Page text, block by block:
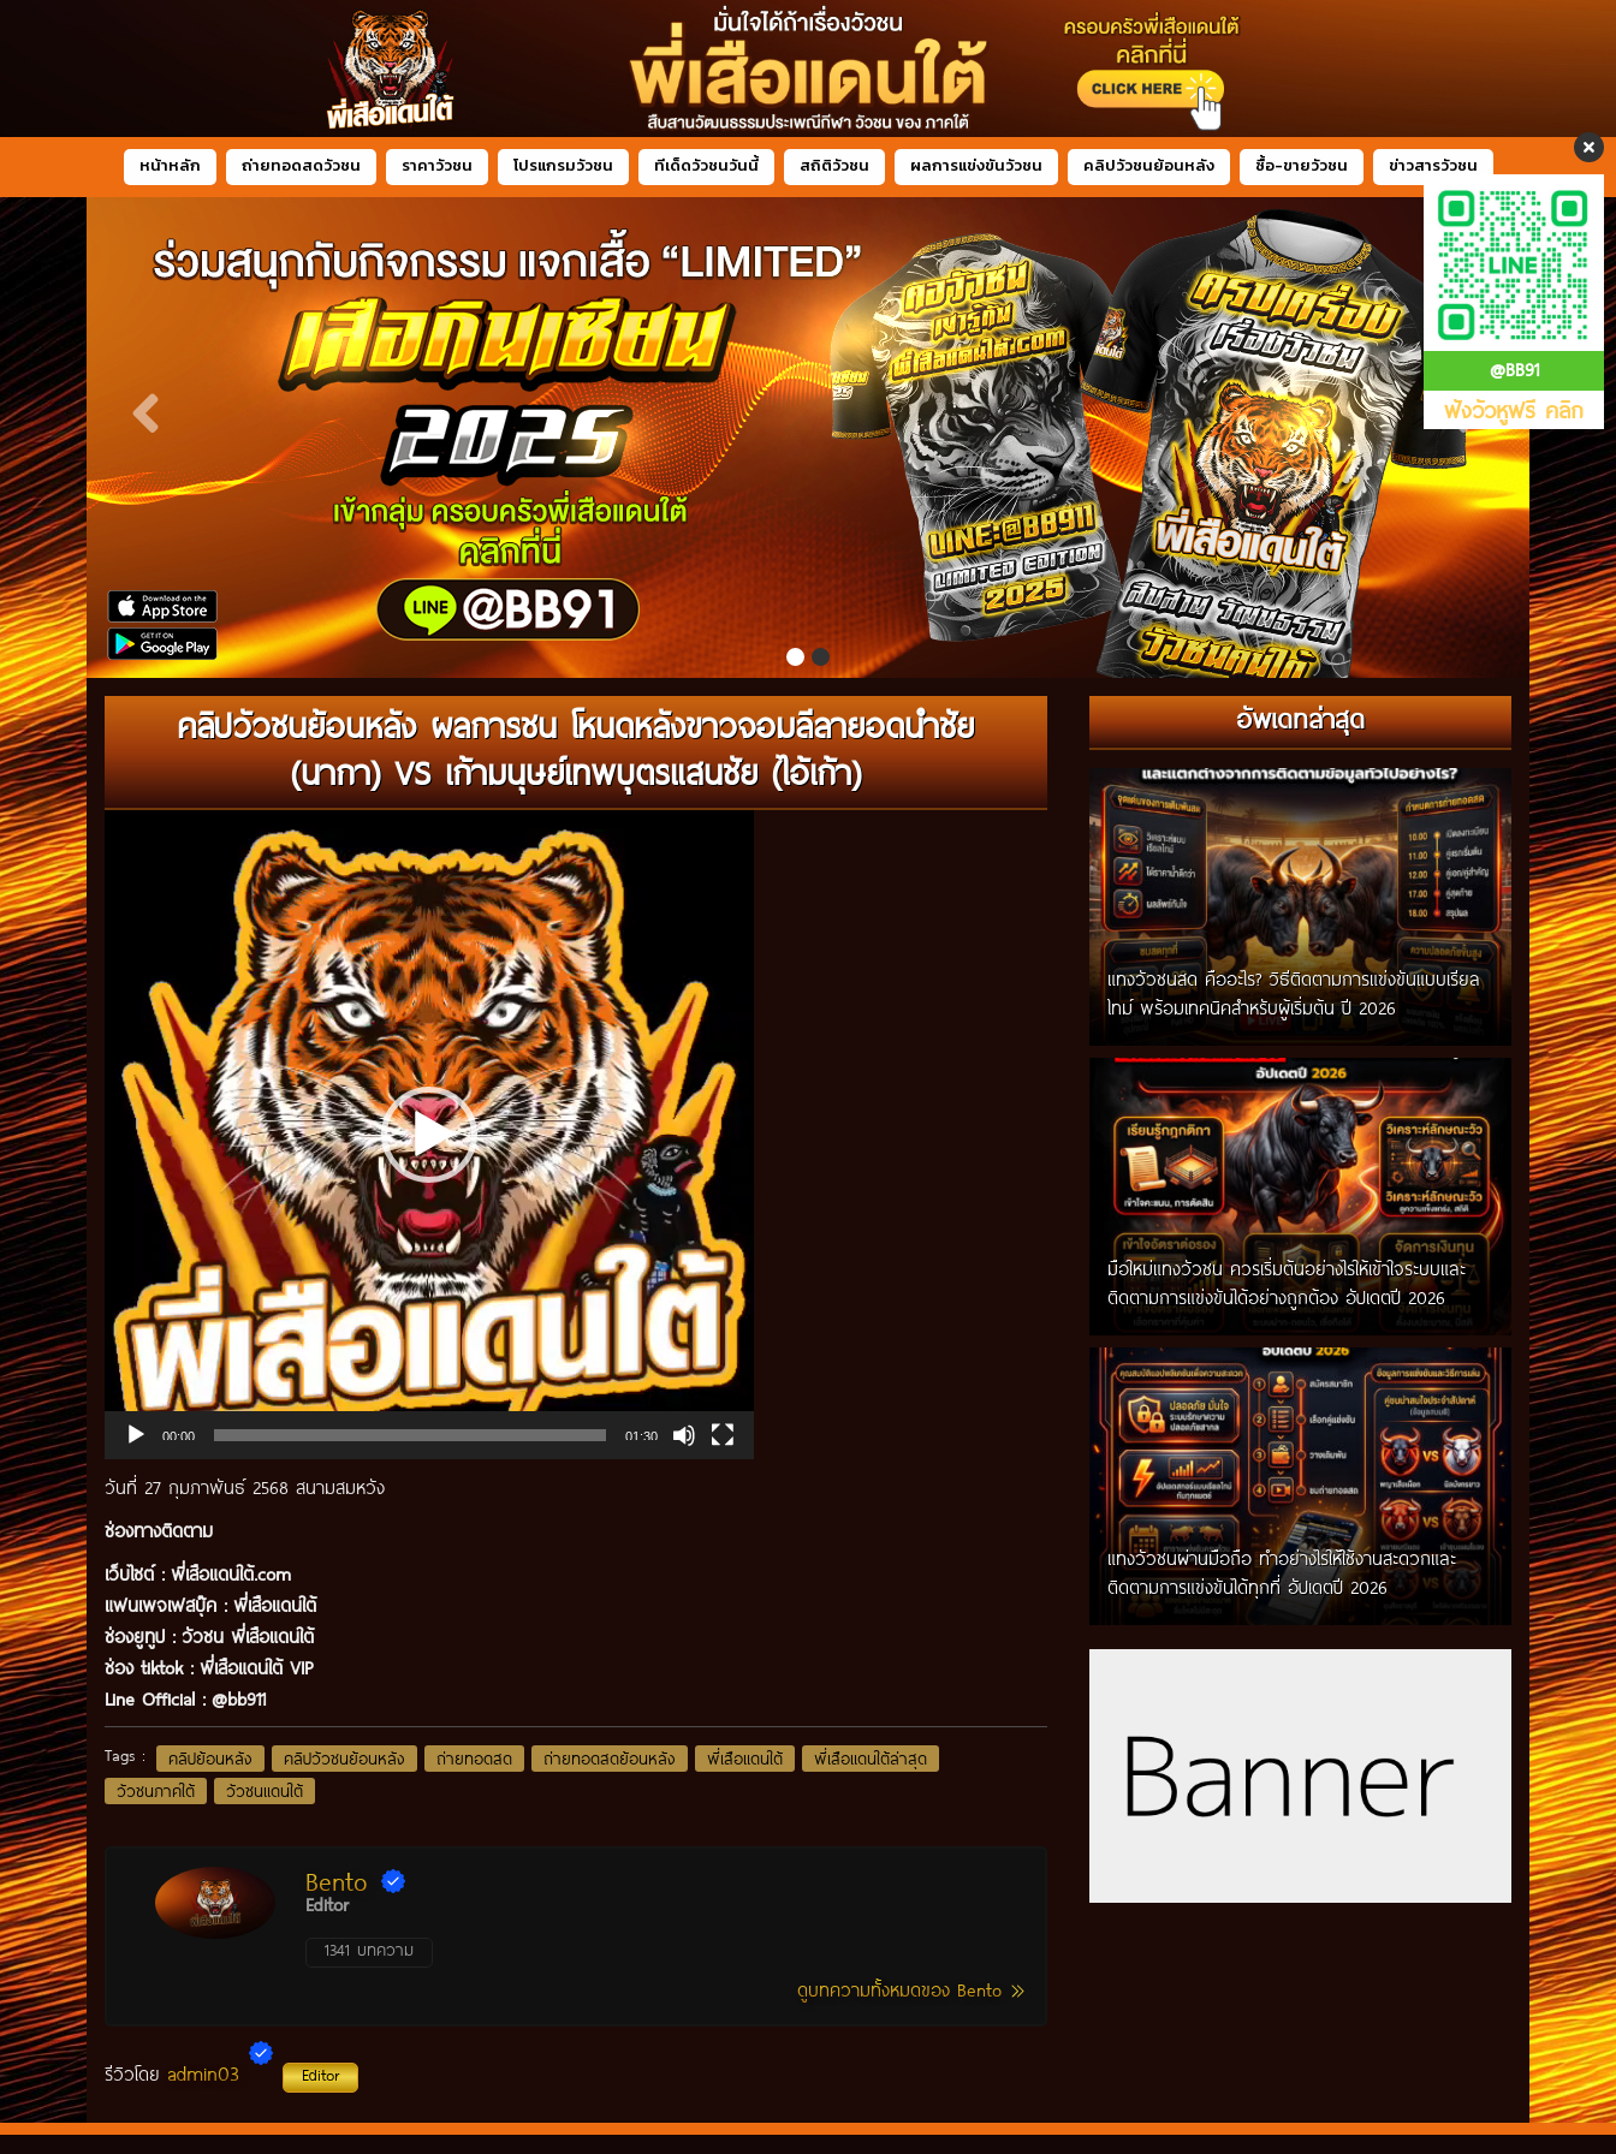
@BB91
ฟังวัวหูฟรี คลิก
หน้าหลัก ถ่ายทอดสดวัวชน ราคาวัวชน โปรแกรมวัวชน ทีเด็ดวัวชนวันนี้ สถิติวัวชน ผลการแข่งขันวัวชน คลิปวัวชนย้อนหลัง ซื้อ-ขายวัวชน ข่าวสารวัวชน
คลิปวัวชนย้อนหลัง ผลการชน โหนดหลังขาวจอมลีลายอดนำชัย
(นากา) VS เก้ามนุษย์เทพบุตรแสนชัย (ไอ้เก้า)
00:00 01:30
วันที่ 27 กุมภาพันธ์ 2568 สนามสมหวัง
ช่องทางติดตาม
เว็บไซต์ : พี่เสือแดนใต้.com
แฟนเพจเฟสบุ๊ค : พี่เสือแดนใต้
ช่องยูทูป : วัวชน พี่เสือแดนใต้
ช่อง tiktok : พี่เสือแดนใต้ VIP
Line Official : @bb911
Tags : คลิปย้อนหลัง คลิปวัวชนย้อนหลัง ถ่ายทอดสด ถ่ายทอดสดย้อนหลัง พี่เสือแดนใต้
พี่เสือแดนใต้ล่าสุด
วัวชนภาคใต้
วัวชนแดนใต้
Bento
Editor
1341 บทความ
ดูบทความทั้งหมดของ Bento
รีวิวโดย admin03 Editor
อัพเดทล่าสุด
แทงวัวชนสด คืออะไร? วิธีติดตามการแข่งขันแบบเรียล
ไทม์ พร้อมเทคนิคสำหรับผู้เริ่มต้น ปี 2026
มือใหม่แทงวัวชน ควรเริ่มต้นอย่างไรให้เข้าใจระบบและ
ติดตามการแข่งขันได้อย่างถูกต้อง อัปเดตปี 2026
แทงวัวชนผ่านมือถือ ทำอย่างไรให้ใช้งานสะดวกและ
ติดตามการแข่งขันได้ทุกที่ อัปเดตปี 2026